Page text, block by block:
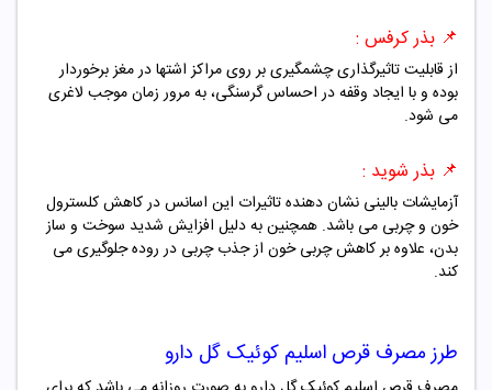
📌 بذر کرفس :
از قابلیت تاثیرگذاری چشمگیری بر روی مراکز اشتها در مغز برخوردار
بوده و با ایجاد وقفه در احساس گرسنگی، به مرور زمان موجب لاغری
می شود.
📌 بذر شوید :
آزمایشات بالینی نشان دهنده تاثیرات این اسانس در کاهش کلسترول
خون و چربی می باشد. همچنین به دلیل افزایش شدید سوخت و ساز
بدن، علاوه بر کاهش چربی خون از جذب چربی در روده جلوگیری می
کند.
طرز مصرف قرص اسلیم کوئیک گل دارو